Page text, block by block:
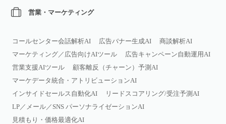
営業・マーケティング
コールセンター会話解析AI 広告バナー生成AI
商談解析AI
マーケティング／広告向けAIツール
広告キャンペーン自動運用AI
営業支援AIツール
顧客離反（チャーン）予測AI
マーケデータ統合・アトリビューションAI
インサイドセールス自動化AI
リードスコアリング/受注予測AI
LP／メール／SNS パーソナライゼーションAI
見積もり・価格最適化AI